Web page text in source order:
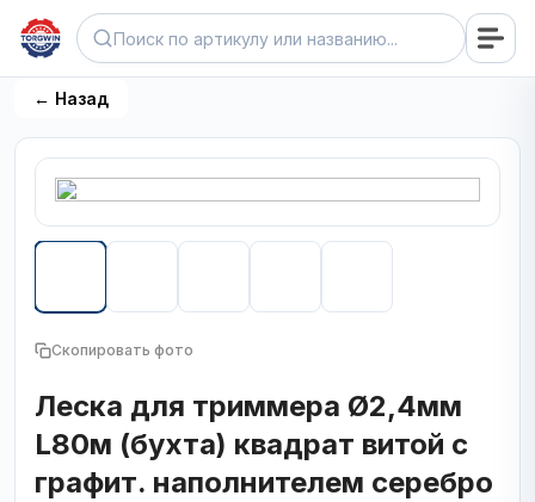
← Назад
Скопировать фото
Леска для триммера Ø2,4мм
L80м (бухта) квадрат витой с
графит. наполнителем серебро